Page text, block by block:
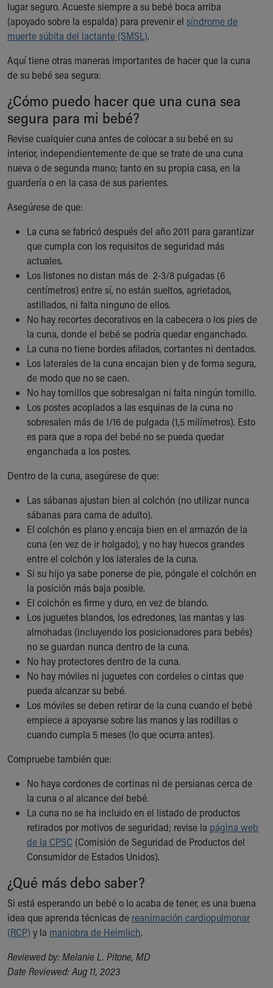
Ronald McDonald House Care Mobile
Health Centers
Symptom Checker
Price Estimates
Family Supports
Sports Health Services Provider for Akron Zips
New Parents
Find a Pediatrics Location
Find a Pediatrician
MyChart
Make an Appointment
Breastfeeding Medicine
Safe Sleep for Babies
Safe Sleep
About Akron Children's Pediatrics
Who We Are
Building a Brighter Future
Our Mission, Vision, Promise
Calendar of Events
Community Mission
Connect With Us
Our Culture of Caring
Newsroom
Our Leadership
Quality and Patient Safety
Unity and Engagement
Women's Board
Our History
More childhood, please.™
Your Visit
Directions
Doggie Brigade
During Your Visit
Financial Services
Rest Accommodations
Visiting
Gift Shop
Department of Public Safety
Health Info
Health Information
Healthy Info, Healthy Kids
Inside Children's Blog
KidsHealth Topics
Family Library
Educational Resources
Injury Prevention
Medical Records
Symptom Checker
lugar seguro. Acueste siempre a su bebé boca arriba
(apoyado sobre la espalda) para prevenir el síndrome de
muerte súbita del lactante (SMSL).
Aquí tiene otras maneras importantes de hacer que la cuna
de su bebé sea segura:
¿Cómo puedo hacer que una cuna sea
segura para mi bebé?
Revise cualquier cuna antes de colocar a su bebé en su
interior, independientemente de que se trate de una cuna
nueva o de segunda mano; tanto en su propia casa, en la
guardería o en la casa de sus parientes.
Asegúrese de que:
La cuna se fabricó después del año 2011 para garantizar
que cumpla con los requisitos de seguridad más
actuales.
Los listones no distan más de 2-3/8 pulgadas (6
centímetros) entre sí, no están sueltos, agrietados,
astillados, ni falta ninguno de ellos.
No hay recortes decorativos en la cabecera o los pies de
la cuna, donde el bebé se podría quedar enganchado.
La cuna no tiene bordes afilados, cortantes ni dentados.
Los laterales de la cuna encajan bien y de forma segura,
de modo que no se caen.
No hay tornillos que sobresalgan ni falta ningún tornillo.
Los postes acoplados a las esquinas de la cuna no
sobresalen más de 1/16 de pulgada (1,5 milímetros). Esto
es para que a ropa del bebé no se pueda quedar
enganchada a los postes.
Dentro de la cuna, asegúrese de que:
Las sábanas ajustan bien al colchón (no utilizar nunca
sábanas para cama de adulto).
El colchón es plano y encaja bien en el armazón de la
cuna (en vez de ir holgado), y no hay huecos grandes
entre el colchón y los laterales de la cuna.
Si su hijo ya sabe ponerse de pie, póngale el colchón en
la posición más baja posible.
El colchón es firme y duro, en vez de blando.
Los juguetes blandos, los edredones, las mantas y las
almohadas (incluyendo los posicionadores para bebés)
no se guardan nunca dentro de la cuna.
No hay protectores dentro de la cuna.
No hay móviles ni juguetes con cordeles o cintas que
pueda alcanzar su bebé.
Los móviles se deben retirar de la cuna cuando el bebé
empiece a apoyarse sobre las manos y las rodillas o
cuando cumpla 5 meses (lo que ocurra antes).
Compruebe también que:
No haya cordones de cortinas ni de persianas cerca de
la cuna o al alcance del bebé.
La cuna no se ha incluido en el listado de productos
retirados por motivos de seguridad; revise la página web
de la CPSC (Comisión de Seguridad de Productos del
Consumidor de Estados Unidos).
¿Qué más debo saber?
Si está esperando un bebé o lo acaba de tener, es una buena
idea que aprenda técnicas de reanimación cardiopulmonar
(RCP) y la maniobra de Heimlich.
Reviewed by: Melanie L. Pitone, MD
Date Reviewed: Aug 11, 2023